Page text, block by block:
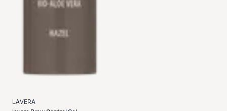
LAVERA